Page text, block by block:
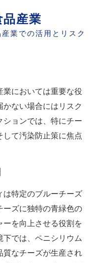
産業
業での活用とリスク
業においては重要な役
ない場合にはリスク
ションでは、特にチー
して汚染防止策に焦点
は特定のブルーチーズ
ーズに独特の青緑色の
ーを向上させる役割を
下では、ペニシリウム
質なチーズが生産され